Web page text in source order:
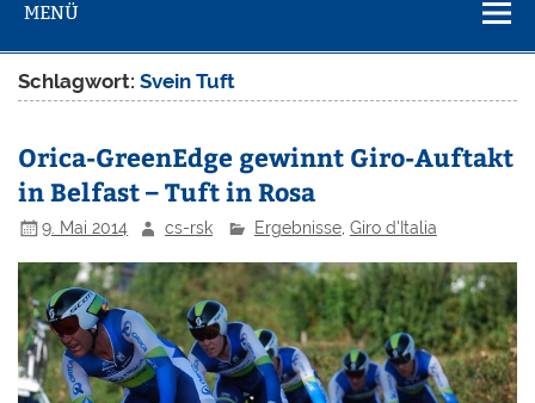
MENÜ
Schlagwort:Svein Tuft
Orica-GreenEdge gewinnt Giro-Auftakt
in Belfast – Tuft in Rosa
9. Mai 2014 cs-rsk Ergebnisse, Giro d'Italia